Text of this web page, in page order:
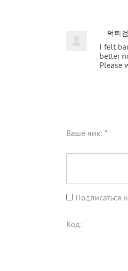
먹튀
I felt
better
Please
Ваше ник: *
Подписаться
Код: